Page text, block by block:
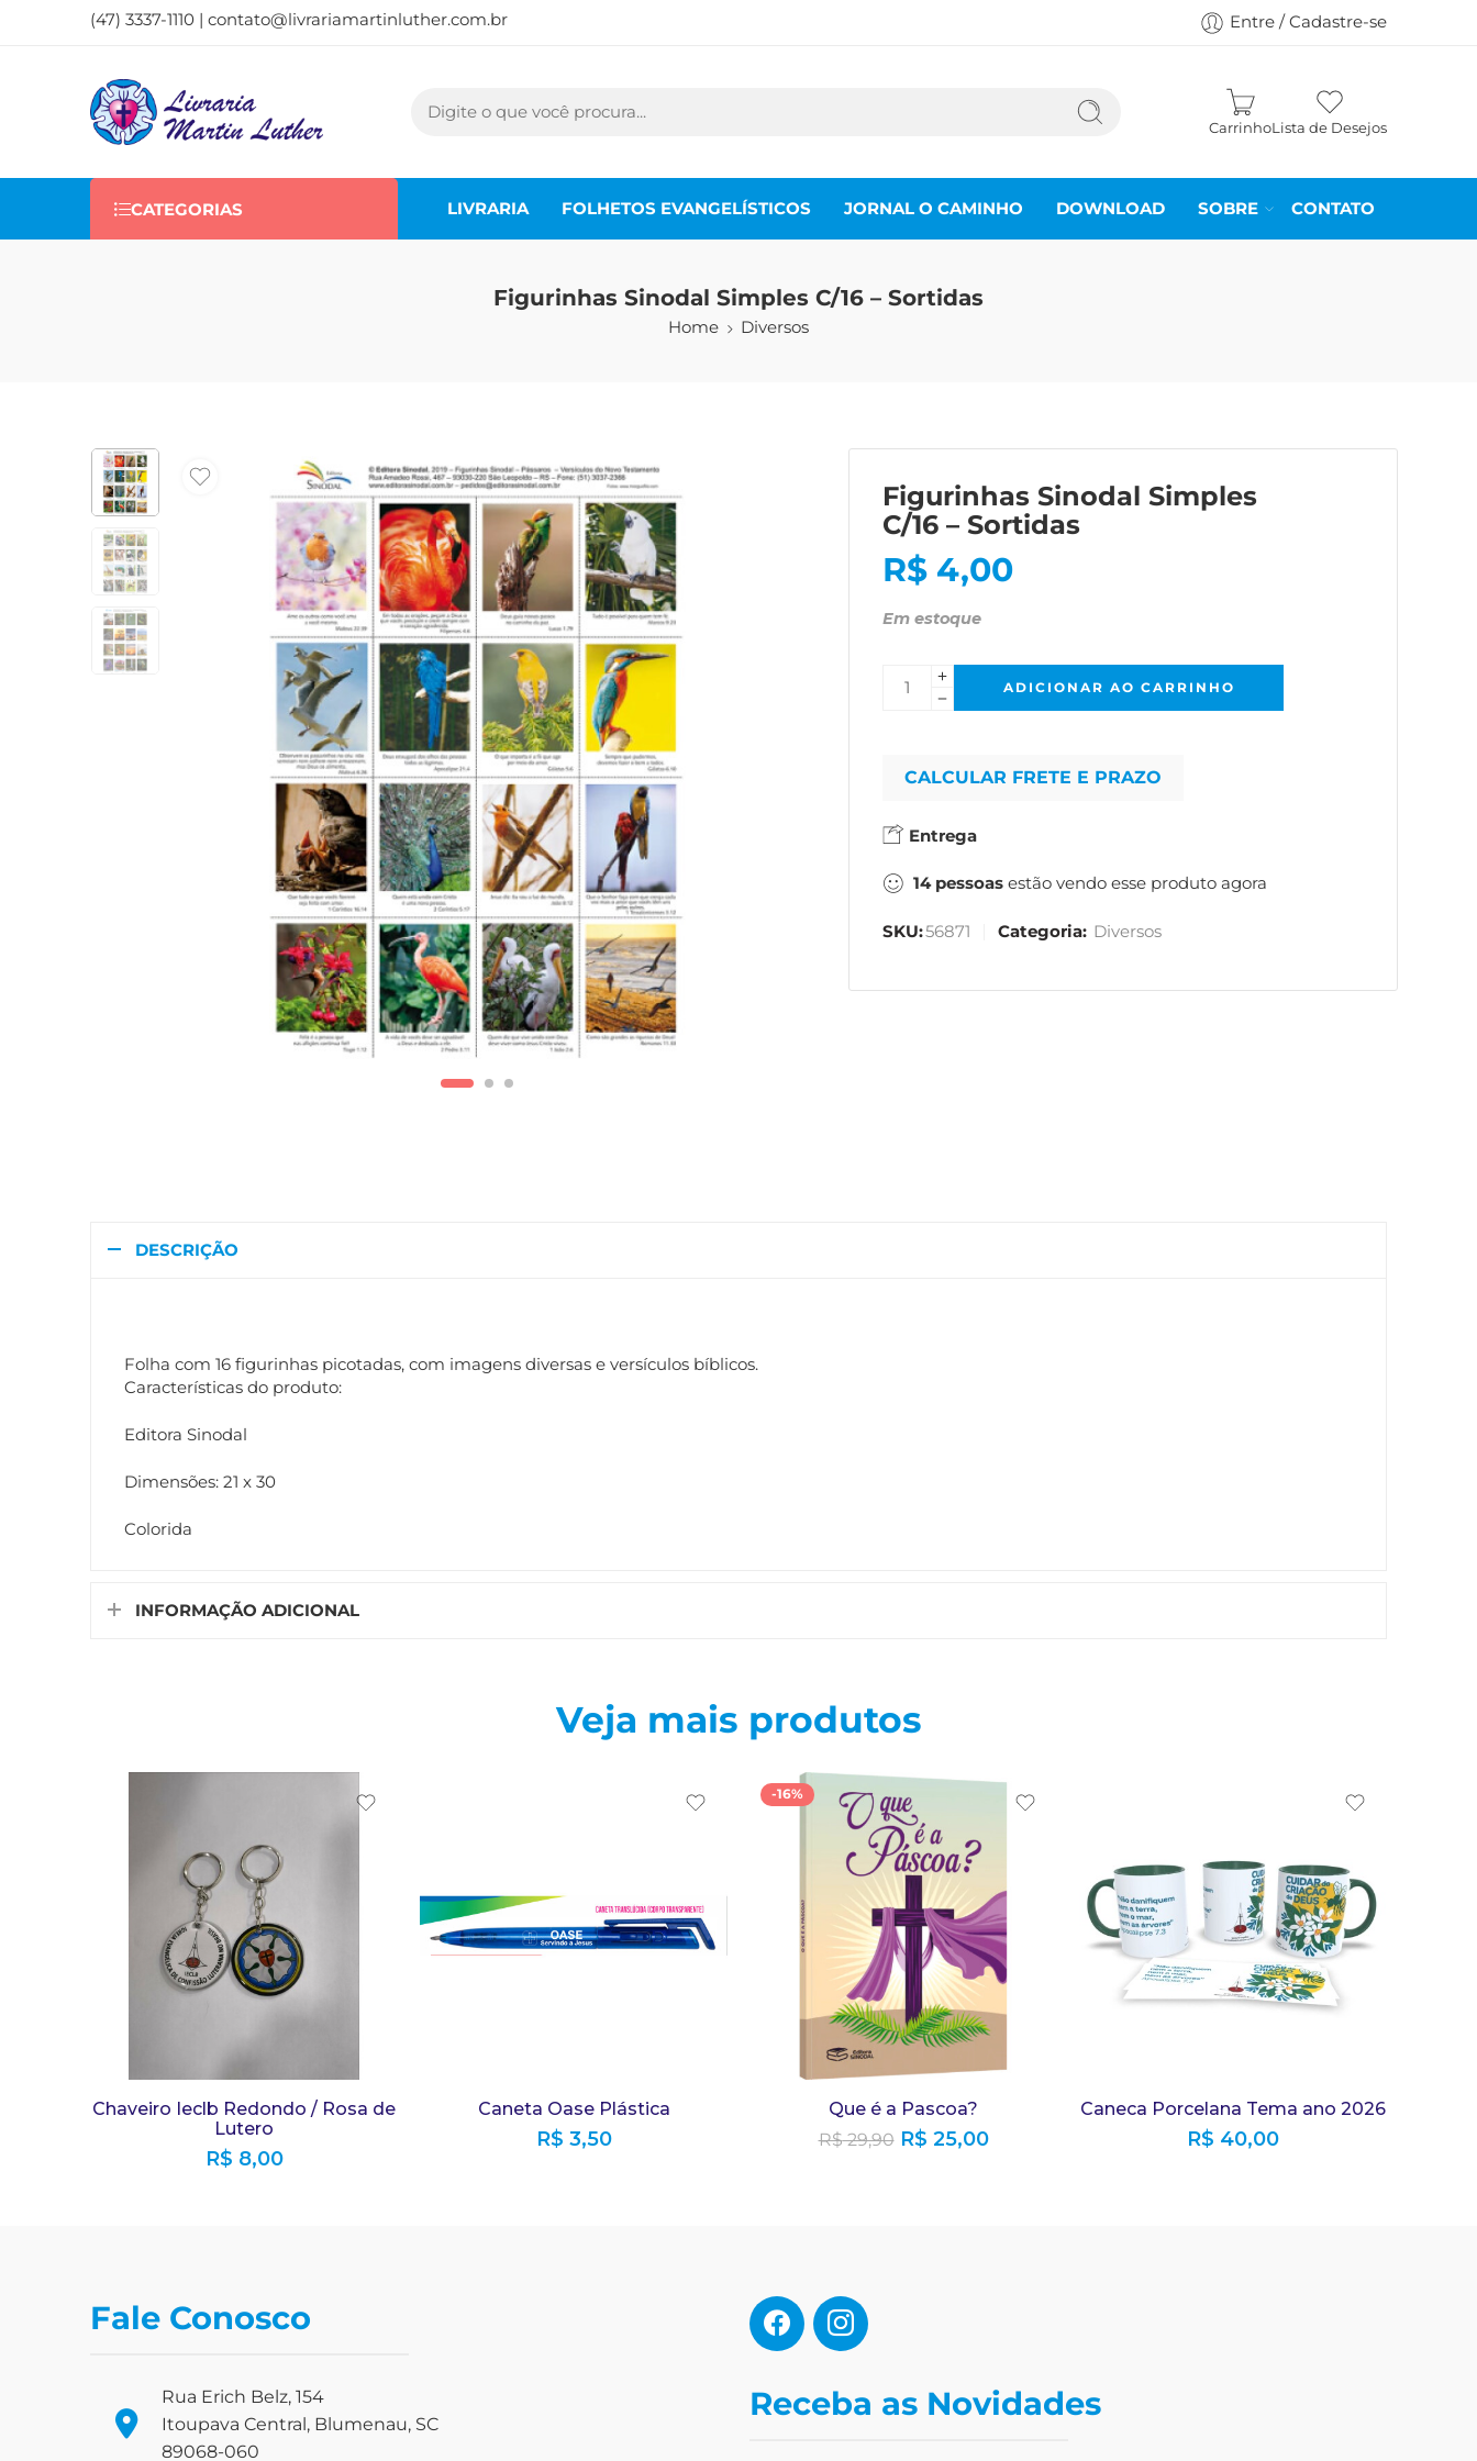
(47) 3337-1110 | contato@livrariamartinluther.com.br Entre / Cadastre-se
CarrinhoLista de Desejos
CATEGORIAS LIVRARIA FOLHETOS EVANGELÍSTICOS JORNAL O CAMINHO DOWNLOAD SOBRE CONTATO
Figurinhas Sinodal Simples C/16 – Sortidas
Home Diversos
Figurinhas Sinodal Simples
C/16 – Sortidas
R$ 4,00
Em estoque
ADICIONAR AO CARRINHO
CALCULAR FRETE E PRAZO
Entrega
14 pessoas estão vendo esse produto agora
SKU:56871 Categoria: Diversos
DESCRIÇÃO
Folha com 16 figurinhas picotadas, com imagens diversas e versículos bíblicos.
Características do produto:
Editora Sinodal
Dimensões: 21 x 30
Colorida
INFORMAÇÃO ADICIONAL
Veja mais produtos
Chaveiro Ieclb Redondo / Rosa de
Lutero
R$ 8,00
Caneta Oase Plástica
R$ 3,50
-16%
Que é a Pascoa?
R$29,90 R$ 25,00
Caneca Porcelana Tema ano 2026
R$ 40,00
Fale Conosco
Rua Erich Belz, 154
Itoupava Central, Blumenau, SC
89068-060
Receba as Novidades